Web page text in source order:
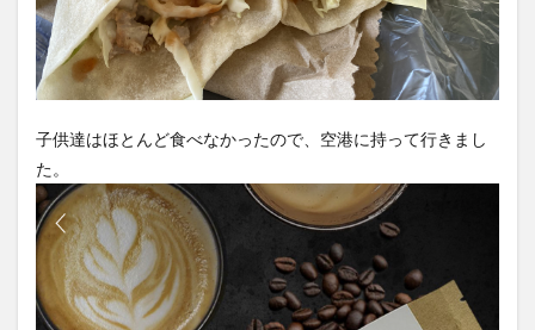
子供達はほとんど食べなかったので、空港に持って行きまし
た。